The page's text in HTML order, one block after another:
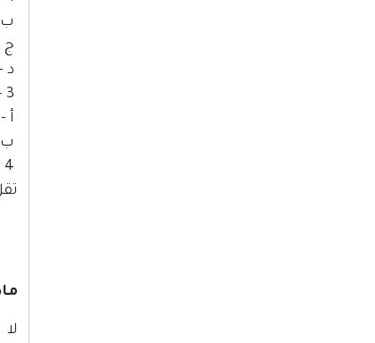
ب - عيار 80
ج - عيار 70
د - عيار 60
أ - عيار 90
ب - عيار 80